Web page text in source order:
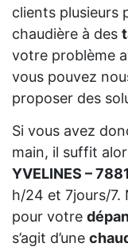
clients plusieurs
chaudière à des
votre problème
vous pouvez
proposer des
Si vous avez
main, il suffit
YVELINES –
h/24 et 7jours/7.
pour votre
s’agit d’une